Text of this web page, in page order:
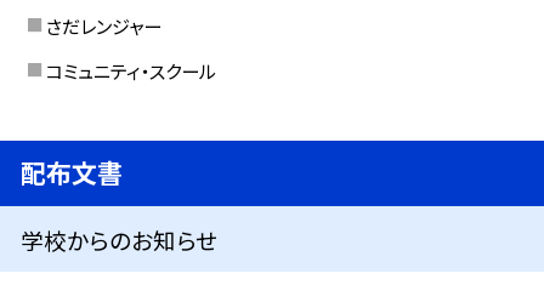
さだレンジャー
コミュニティ・スクール
配布文書
学校からのお知らせ